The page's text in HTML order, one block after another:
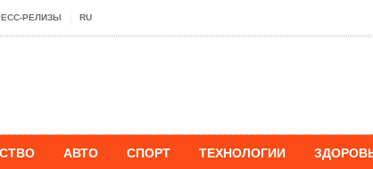
РЕЛИЗЫ RU
АВТО СПОРТ ТЕХНОЛОГИИ